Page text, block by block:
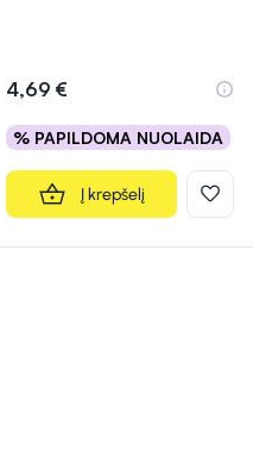
4,69 €
% PAPILDOMA NUOLAIDA
Į krepšelį